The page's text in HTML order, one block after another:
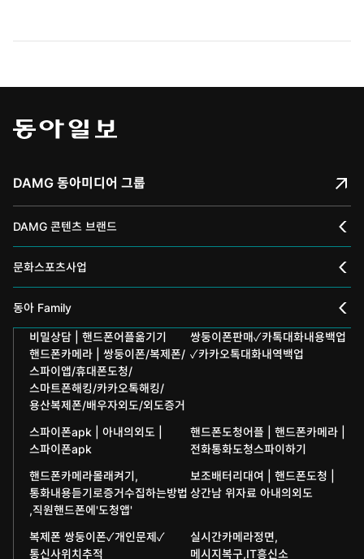
DAMG 동아미디어 그룹
DAMG 콘텐츠 브랜드
채널A
스포츠동아
어린이동아
에듀동아
과학동아
어린이과학동아
수학동아
어린이수학동아
브랜더쿠
문화스포츠사업
동아 신춘문예
동아국악콩쿠르
동아음악콩쿠르
동아뮤지컬콩쿠르
동아무용콩쿠르
동아주니어음악콩쿠르
동아주니어국악콩쿠르
동아마라톤
동아 Family
인촌기념회
일민미술관
화정평화재단
하서학술재단
비밀상담 | 핸드폰어플옮기기
핸드폰카메라 | 쌍둥이폰/복제폰/
스파이앱/휴대폰도청/
스마트폰해킹/카카오톡해킹/
용산복제폰/배우자외도/외도증거
쌍둥이폰판매✓카톡대화내용백업
✓카카오톡대화내역백업
스파이폰apk | 아내의외도 |
스파이폰apk
핸드폰도청어플 | 핸드폰카메라 |
전화통화도청스파이하기
핸드폰카메라몰래켜기,
통화내용듣기로증거수집하는방법
,직원핸드폰에'도청앱'
보조배터리대여 | 핸드폰도청 |
상간남 위자료 아내의외도
복제폰 쌍둥이폰✓개인문제✓
통신사위치추적
실시간카메라정면,
메시지복구,IT흥신소